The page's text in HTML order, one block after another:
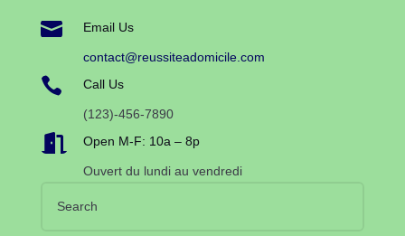
 Email Us
contact@reussiteadomicile.com
 Call Us
(123)-456-7890
 Open M-F: 10a – 8p
Ouvert du lundi au vendredi